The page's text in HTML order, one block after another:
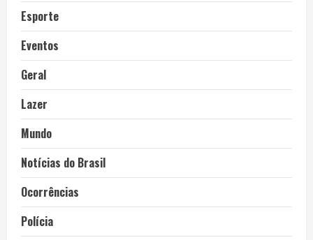
Esporte
Eventos
Geral
Lazer
Mundo
Notícias do Brasil
Ocorrências
Polícia